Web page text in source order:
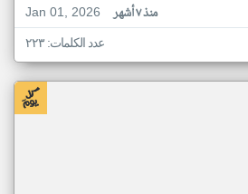
Jan 01, 2026
منذ ٧ أشهر
عدد الكلمات: ٢٢٣